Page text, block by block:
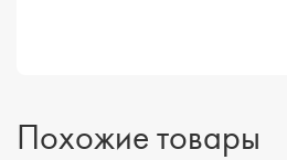
Похожие товары